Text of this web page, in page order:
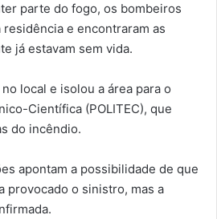
parte do fogo, os bombeiros
e encontraram as
já estavam sem vida.
local e isolou a área para o
Científica (POLITEC), que
do incêndio.
apontam a possibilidade de que
provocado o sinistro, mas a